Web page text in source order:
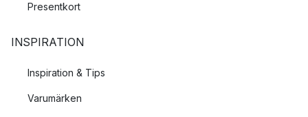
Presentkort
INSPIRATION
Inspiration & Tips
Varumärken